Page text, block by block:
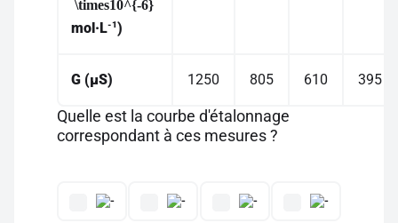
\times10^{-6}
mol·L-1)
G (µS) 1250 805 610 395
Quelle est la courbe d'étalonnage
correspondant à ces mesures ?